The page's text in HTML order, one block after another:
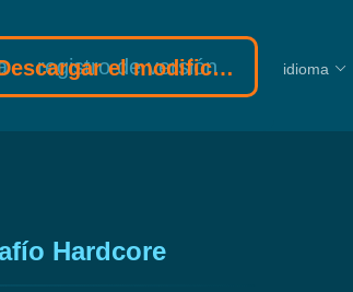
registro de versión
el modificador Gamebuff idioma
Hardcore